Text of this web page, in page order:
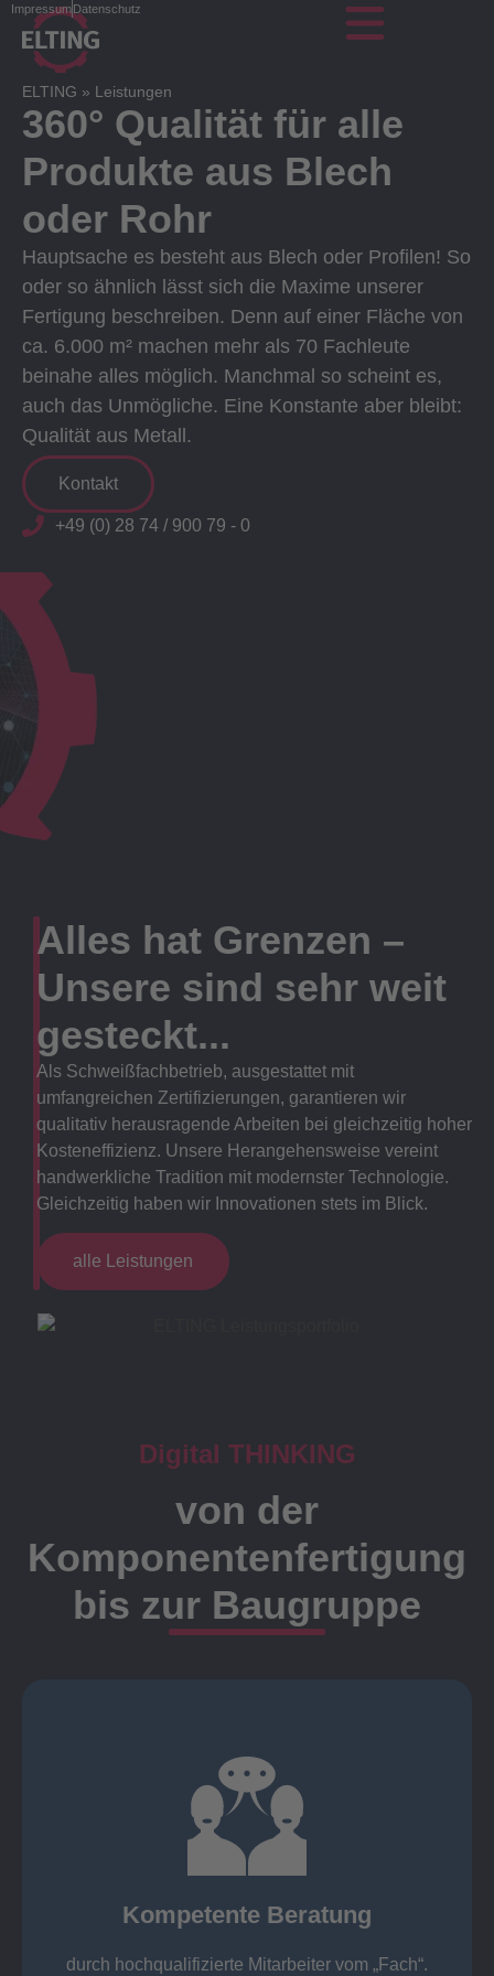
ImpressumDatenschutz
ELTING » Leistungen
360° Qualität für alle
Produkte aus Blech
oder Rohr
Hauptsache es besteht aus Blech oder Profilen! So
oder so ähnlich lässt sich die Maxime unserer
Fertigung beschreiben. Denn auf einer Fläche von
ca. 6.000 m² machen mehr als 70 Fachleute
beinahe alles möglich. Manchmal so scheint es,
auch das Unmögliche. Eine Konstante aber bleibt:
Qualität aus Metall.
Kontakt
+49 (0) 28 74 / 900 79 - 0
Alles hat Grenzen –
Unsere sind sehr weit
gesteckt...
Als Schweißfachbetrieb, ausgestattet mit
umfangreichen Zertifizierungen, garantieren wir
qualitativ herausragende Arbeiten bei gleichzeitig hoher
Kosteneffizienz. Unsere Herangehensweise vereint
handwerkliche Tradition mit modernster Technologie.
Gleichzeitig haben wir Innovationen stets im Blick.
alle Leistungen
Digital THINKING
von der
Komponentenfertigung
bis zur Baugruppe
Kompetente Beratung
durch hochqualifizierte Mitarbeiter vom „Fach“.
Kompetente Beratung durch
„Fach“.
findet die Kundenbetreuung ausschließlich durch
Meister, Techniker oder Ingenieure statt.
Ansprechpartner